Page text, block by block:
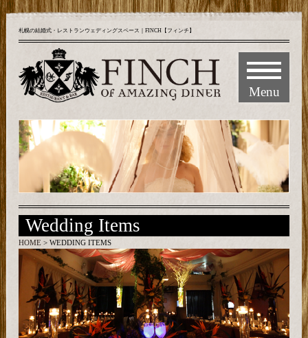
札幌の結婚式・レストランウェディングスペース｜FINCH【フィンチ】
Menu
Wedding Items
HOME> WEDDING ITEMS